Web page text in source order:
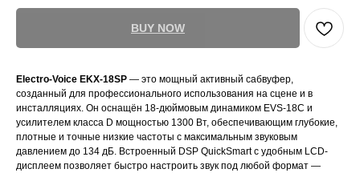
BUY NOW
Electro-Voice EKX-18SP — это мощный активный сабвуфер,
созданный для профессионального использования на сцене и в
инсталляциях. Он оснащён 18-дюймовым динамиком EVS-18C и
усилителем класса D мощностью 1300 Вт, обеспечивающим глубокие,
плотные и точные низкие частоты с максимальным звуковым
давлением до 134 дБ. Встроенный DSP QuickSmart с удобным LCD-
дисплеем позволяет быстро настроить звук под любой формат —